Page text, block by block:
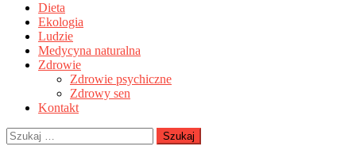
Dieta
Ekologia
Ludzie
Medycyna naturalna
Zdrowie
Zdrowie psychiczne
Zdrowy sen
Kontakt
Szukaj: